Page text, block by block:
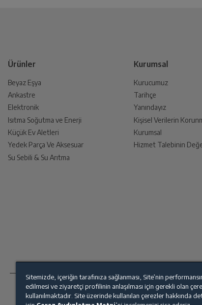
Ürünü Yetkili Servise
Ürünü eksiksiz ve hasarsız olarak
Yetkili servis gerekli kontrolleri
Siparişiniz henüz teslim edilmediyse iptal talebinizin
Ürünler
Beyaz Eşya
Ankastre
Elektronik
Isıtma Soğutma ve Enerji
Küçük Ev Aletleri
Yedek Parça Ve Aksesuar
Su Sebili & Su Arıtma
Kurumsal
Kurucumuz
Tarihçe
Yanındayız
Kişisel Verilerin
Kurumsal
Hizmet Talebinin
Sitemizde, içeriğin tarafınıza sağlanması, Site’nin
edilmesi ve ziyaretçi profilinin anlaşılması için gerekli olan
kullanılmaktadır. Site üzerinde kullanılan çerezler hakkında